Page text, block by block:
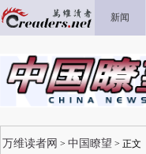
新闻
万维读者网 > 中国瞭望 > 正文